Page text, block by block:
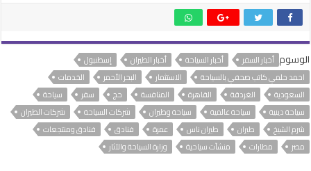
الوسوم أخبار السفر أخبار السياحة أخبار الطيران
إسطنبول
احمد حلمي كاتب صحفي بالسياحة
الاستثمار البحر الأحمر
الخدمات
السعودية
الغردقة القاهرة المنافسة حج سفر
سياحة
سياحة دينية
سياحة عالمية سياحة وطيران شركات السياحة
شركات الطيران
شرم الشيخ
طيران طيران ناس عمرة فنادق
فنادق ومنتجعات
مصر
مطارات منشآت سياحية وزارة السياحة والآثار